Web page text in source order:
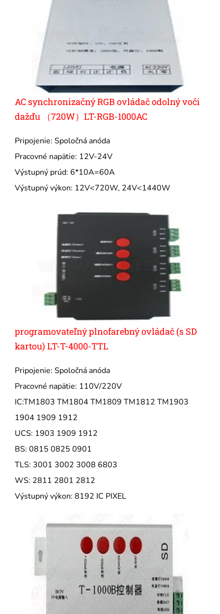
AC synchronizačný RGB ovládač odolný voči
dažďu （720W）LT-RGB-1000AC
Pripojenie: Spoločná anóda
Pracovné napätie: 12V-24V
Výstupný prúd: 6*10A=60A
Výstupný výkon: 12V<720W, 24V<1440W
programovateľný plnofarebný ovládač (s SD
kartou) LT-T-4000-TTL
Pripojenie: Spoločná anóda
Pracovné napätie: 110V/220V
IC:TM1803 TM1804 TM1809 TM1812 TM1903
1904 1909 1912
UCS: 1903 1909 1912
BS: 0815 0825 0901
TLS: 3001 3002 3008 6803
WS: 2811 2801 2812
Výstupný výkon: 8192 IC PIXEL